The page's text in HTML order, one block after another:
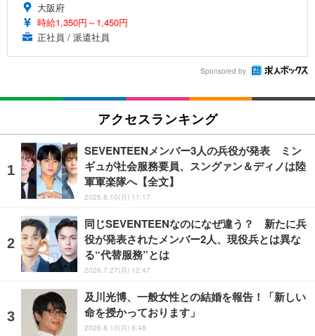
大阪府
時給1,350円～1,450円
正社員 / 派遣社員
Sponsored by
アクセスランキング
SEVENTEENメンバー3人の兵役が発表 ミン
ギュが社会服務要員、スングァン＆ディノは陸
軍軍楽隊へ【全文】
2026.8.10(月) 11:17
同じSEVENTEENなのになぜ違う？ 新たに兵
役が発表されたメンバー2人、現役兵とは異な
る“代替服務”とは
2026.7.27(月) 12:47
及川光博、一般女性との結婚を報告！「新しい
命を授かっております」
2026.8.10(月) 8:48